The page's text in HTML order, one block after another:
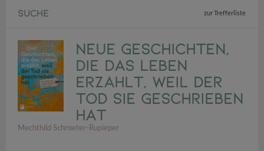
SUCHE zur Trefferliste
Neue Geschichten,
die das Leben
erzählt, weil der
Tod sie geschrieben
hat
Mechthild Schroeter-Rupieper